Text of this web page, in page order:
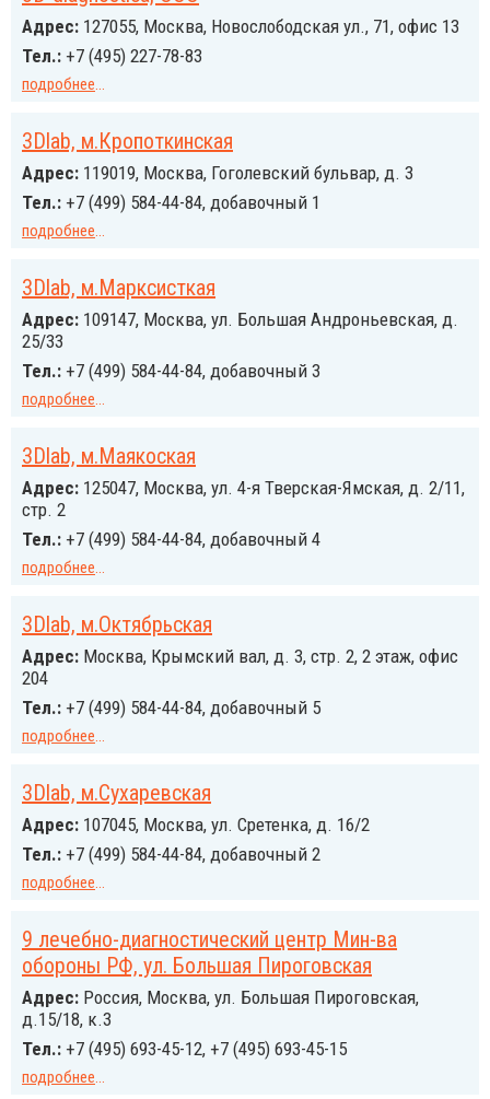
Адрес: 127055, Москва, Новослободская ул., 71, офис 13
Тел.: +7 (495) 227-78-83
подробнее...
3Dlab, м.Кропоткинская
Адрес: 119019, Москва, Гоголевский бульвар, д. 3
Тел.: +7 (499) 584-44-84, добавочный 1
подробнее...
3Dlab, м.Марксисткая
Адрес: 109147, Москва, ул. Большая Андроньевская, д.
25/33
Тел.: +7 (499) 584-44-84, добавочный 3
подробнее...
3Dlab, м.Маякоская
Адрес: 125047, Москва, ул. 4-я Тверская-Ямская, д. 2/11,
стр. 2
Тел.: +7 (499) 584-44-84, добавочный 4
подробнее...
3Dlab, м.Октябрьская
Адрес: Москва, Крымский вал, д. 3, стр. 2, 2 этаж, офис
204
Тел.: +7 (499) 584-44-84, добавочный 5
подробнее...
3Dlab, м.Сухаревская
Адрес: 107045, Москва, ул. Сретенка, д. 16/2
Тел.: +7 (499) 584-44-84, добавочный 2
подробнее...
9 лечебно-диагностический центр Мин-ва
обороны РФ, ул. Большая Пироговская
Адрес: Россия, Москва, ул. Большая Пироговская,
д.15/18, к.3
Тел.: +7 (495) 693-45-12, +7 (495) 693-45-15
подробнее...